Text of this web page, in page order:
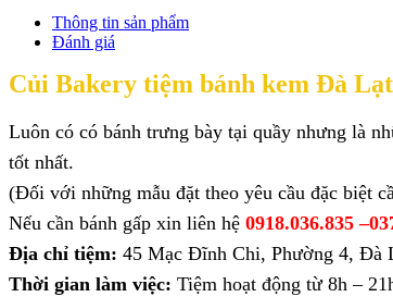
Thông tin sản phẩm
Đánh giá
Củi Bakery tiệm bánh kem Đà Lạt
Luôn có có bánh trưng bày tại quầy nhưng là
tốt nhất.
(Đối với những mẫu đặt theo yêu cầu đặc biệt
Nếu cần bánh gấp xin liên hệ 0918.036.835 –
Địa chỉ tiệm: 45 Mạc Đĩnh Chi, Phường 4, Đà
Thời gian làm việc: Tiệm hoạt động từ 8h –